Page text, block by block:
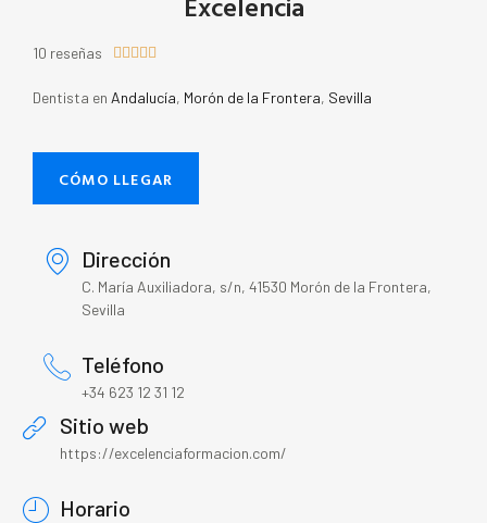
10 reseñas     
Dentista en Andalucía, Morón de la Frontera, Sevilla
CÓMO LLEGAR
Dirección
C. María Auxiliadora, s/n, 41530 Morón de la Frontera,
Sevilla
Teléfono
+34 623 12 31 12
Sitio web
https://excelenciaformacion.com/
Horario